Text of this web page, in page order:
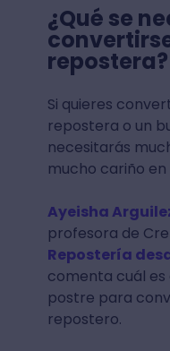
¿Qué se
repostera?
Si quieres
repostera o un
necesitarás
mucho cariño
Ayeisha
profesora de
Repostería
comenta cuál
postre para
repostero.